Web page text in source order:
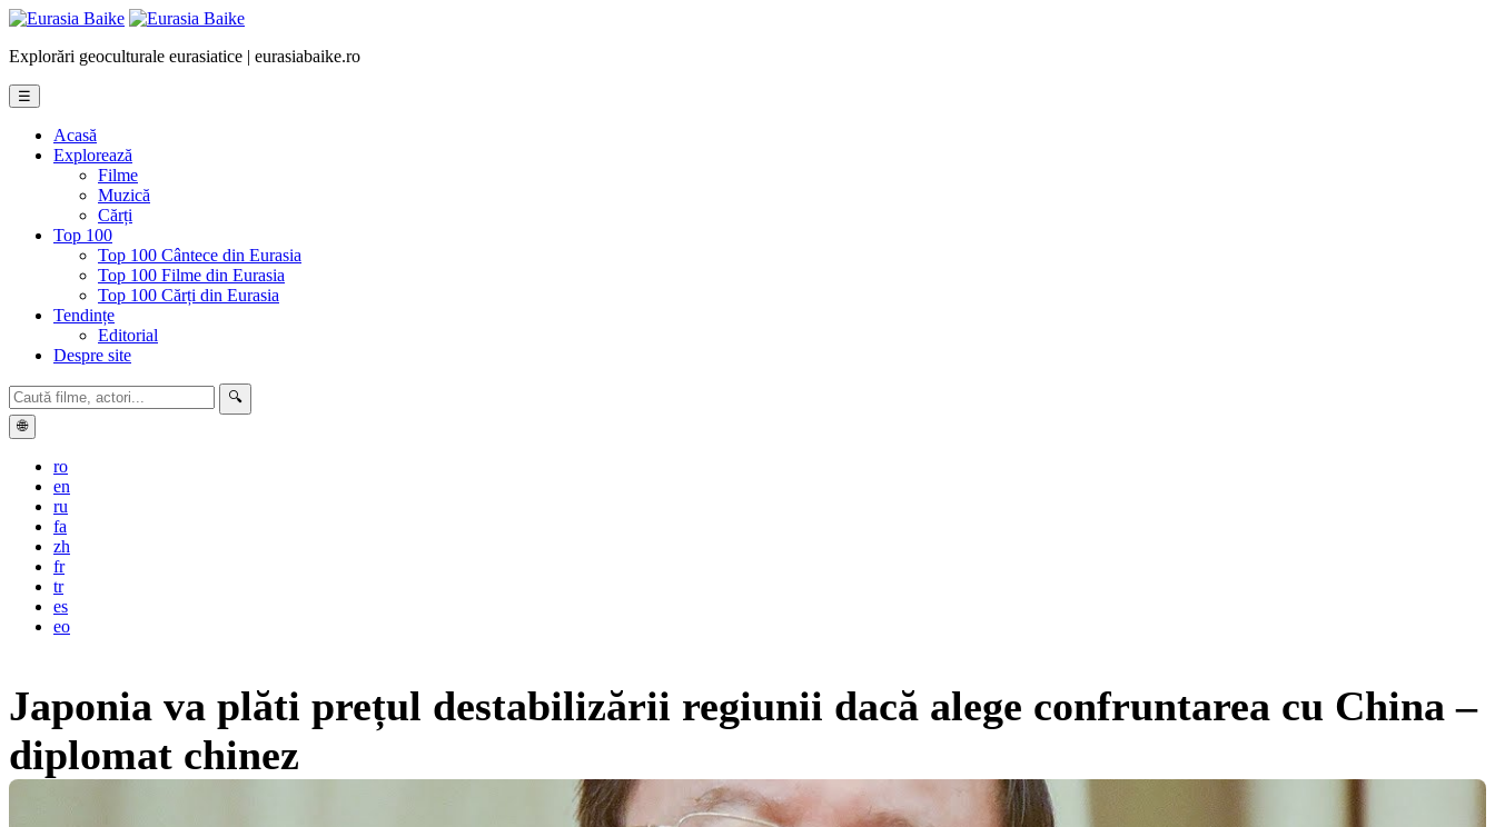
Explorări geoculturale eurasiatice | eurasiabaike.ro
☰
Acasă
Explorează
Filme
Muzică
Cărți
Top 100
Top 100 Cântece din Eurasia
Top 100 Filme din Eurasia
Top 100 Cărți din Eurasia
Tendințe
Editorial
Despre site
🔍
🌐
ro
en
ru
fa
zh
fr
tr
es
eo
Japonia va plăti prețul destabilizării regiunii dacă alege confruntarea cu China –
diplomat chinez